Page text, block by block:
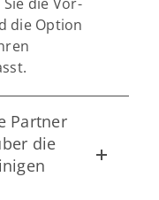
die Option
Partner
die